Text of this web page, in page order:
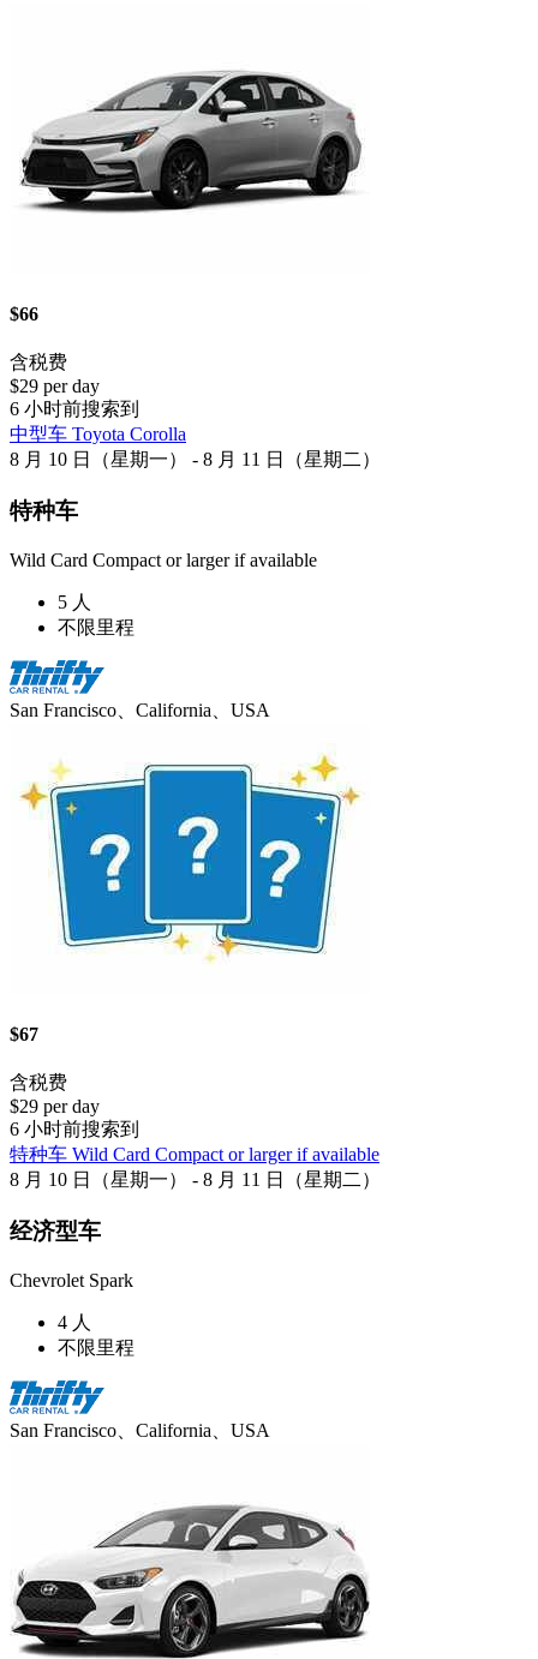
$66
含税费
$29 per day
6 小时前搜索到
中型车 Toyota Corolla
8 月 10 日（星期一） - 8 月 11 日（星期二）
特种车
Wild Card Compact or larger if available
5 人
不限里程
San Francisco、California、USA
$67
含税费
$29 per day
6 小时前搜索到
特种车 Wild Card Compact or larger if available
8 月 10 日（星期一） - 8 月 11 日（星期二）
经济型车
Chevrolet Spark
4 人
不限里程
San Francisco、California、USA